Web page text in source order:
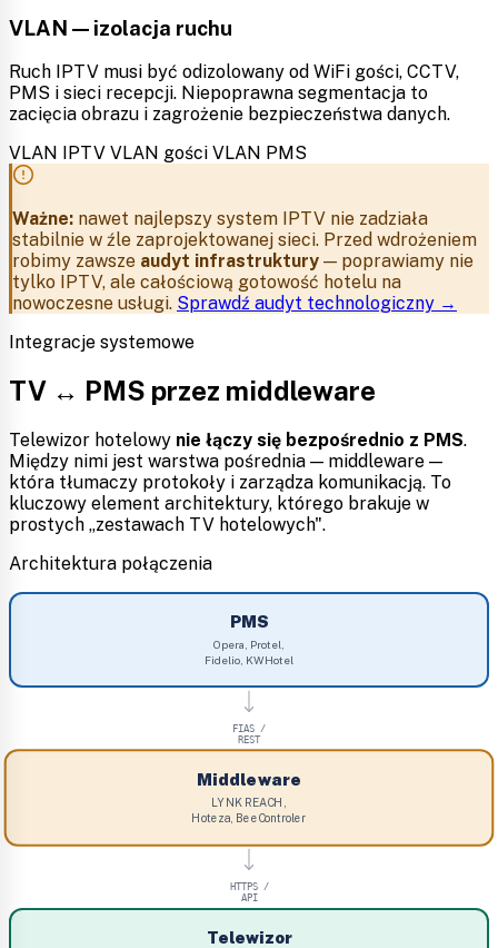
VLAN — izolacja ruchu
Ruch IPTV musi być odizolowany od WiFi gości, CCTV,
PMS i sieci recepcji. Niepoprawna segmentacja to
zacięcia obrazu i zagrożenie bezpieczeństwa danych.
VLAN IPTV VLAN gości VLAN PMS
Ważne: nawet najlepszy system IPTV nie zadziała
stabilnie w źle zaprojektowanej sieci. Przed wdrożeniem
robimy zawsze audyt infrastruktury — poprawiamy nie
tylko IPTV, ale całościową gotowość hotelu na
nowoczesne usługi. Sprawdź audyt technologiczny →
Integracje systemowe
TV ↔ PMS przez middleware
Telewizor hotelowy nie łączy się bezpośrednio z PMS.
Między nimi jest warstwa pośrednia — middleware —
która tłumaczy protokoły i zarządza komunikacją. To
kluczowy element architektury, którego brakuje w
prostych „zestawach TV hotelowych".
Architektura połączenia
PMS
Opera, Protel,
Fidelio, KWHotel
FIAS /
REST
Middleware
LYNK REACH,
Hoteza, BeeControler
HTTPS /
API
Telewizor